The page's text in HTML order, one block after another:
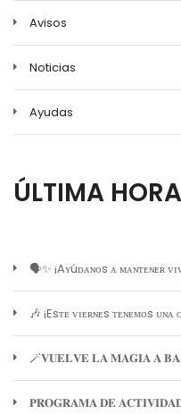
Avisos
Noticias
Ayudas
ÚLTIMA HORA
🗣️✨ ¡Aʏúᴅᴀɴᴏs ᴀ ᴍᴀɴᴛᴇɴᴇʀ
🎶 ¡Esᴛᴇ ᴠɪᴇʀɴᴇs ᴛᴇɴᴇᴍᴏs ᴜɴᴀ
🪄𝐕𝐔𝐄𝐋𝐕𝐄 𝐋𝐀 𝐌𝐀𝐆𝐈𝐀 𝐀
𝐏𝐑𝐎𝐆𝐑𝐀𝐌𝐀 𝐃𝐄